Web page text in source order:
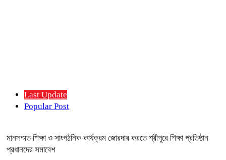
Last Update
Popular Post
মানসম্মত শিক্ষা ও সাংগঠনিক কার্যক্রম জোরদার করতে শ্রীপুরে শিক্ষা প্রতিষ্ঠান
প্রধানদের সমাবেশ